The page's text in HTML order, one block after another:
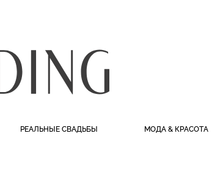
РЕАЛЬНЫЕ СВАДЬБЫ МОДА & КРАСОТА